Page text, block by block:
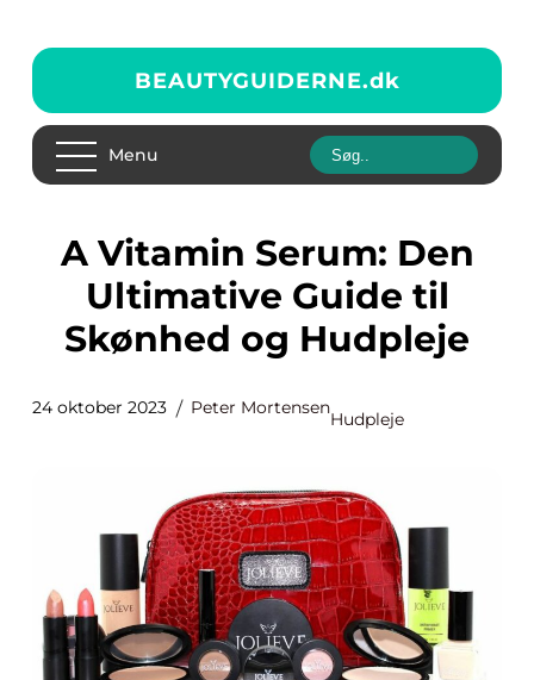
BEAUTYGUIDERNE.dk
Menu
A Vitamin Serum: Den
Ultimative Guide til
Skønhed og Hudpleje
24 oktober 2023 Peter Mortensen
Hudpleje